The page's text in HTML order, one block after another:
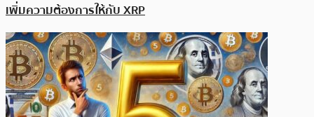
เพิ่มความต้องการให้กับ XRP